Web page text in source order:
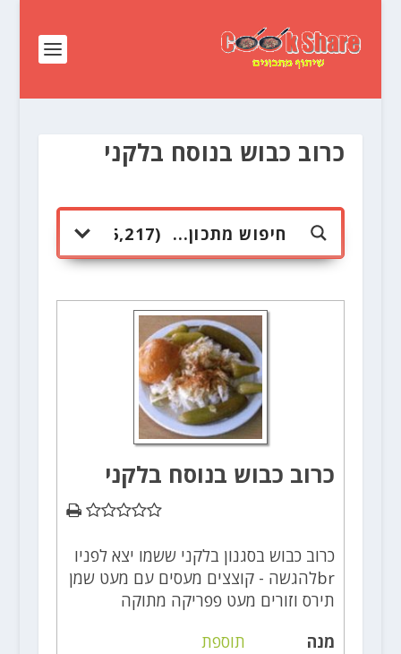
כרוב כבוש בנוסח בלקני
כרוב כבוש בנוסח בלקני
כרוב כבוש בסגנון בלקני ששמו יצא לפניו
brלהגשה - קוצצים מעסים עם מעט שמן
תירס וזורים מעט פפריקה מתוקה
מנה
תוספת